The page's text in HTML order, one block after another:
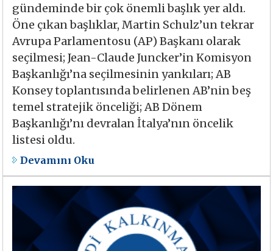
gündeminde bir çok önemli başlık yer aldı.
Öne çıkan başlıklar, Martin Schulz’un tekrar
Avrupa Parlamentosu (AP) Başkanı olarak
seçilmesi; Jean-Claude Juncker’in Komisyon
Başkanlığı’na seçilmesinin yankıları; AB
Konsey toplantısında belirlenen AB’nin beş
temel stratejik önceliği; AB Dönem
Başkanlığı’nı devralan İtalya’nın öncelik
listesi oldu.
Devamını Oku